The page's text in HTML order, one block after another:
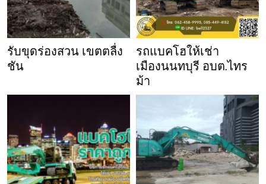
รับขุดร่องสวน เขตตลื่ง
ชัน
รถแบคโฮให้เช่า
เมืองนนทบุรี อบต.ไทร
ม้า